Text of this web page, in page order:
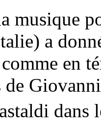
musique
a
en
de